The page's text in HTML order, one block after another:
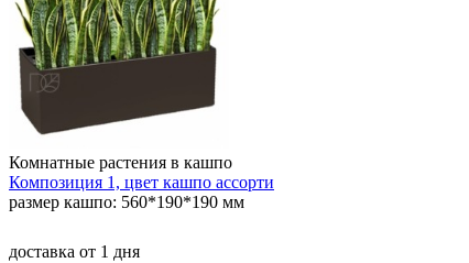
Комнатные растения в кашпо
Композиция 1, цвет кашпо ассорти
размер кашпо: 560*190*190 мм
доставка от 1 дня